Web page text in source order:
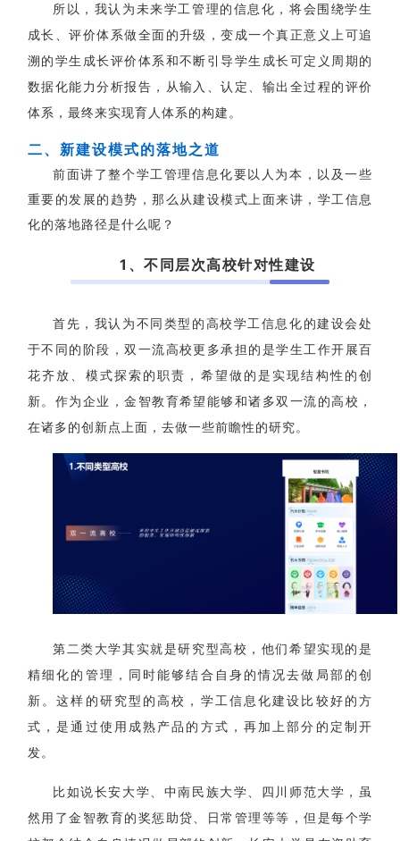
所以，我认为未来学工管理的信息化，将会围绕学生
成长、评价体系做全面的升级，变成一个真正意义上可追
溯的学生成长评价体系和不断引导学生成长可定义周期的
数据化能力分析报告，从输入、认定、输出全过程的评价
体系，最终来实现育人体系的构建。
二、新建设模式的落地之道
前面讲了整个学工管理信息化要以人为本，以及一些
重要的发展的趋势，那么从建设模式上面来讲，学工信息
化的落地路径是什么呢？
1、不同层次高校针对性建设
首先，我认为不同类型的高校学工信息化的建设会处
于不同的阶段，双一流高校更多承担的是学生工作开展百
花齐放、模式探索的职责，希望做的是实现结构性的创
新。作为企业，金智教育希望能够和诸多双一流的高校，
在诸多的创新点上面，去做一些前瞻性的研究。
第二类大学其实就是研究型高校，他们希望实现的是
精细化的管理，同时能够结合自身的情况去做局部的创
新。这样的研究型的高校，学工信息化建设比较好的方
式，是通过使用成熟产品的方式，再加上部分的定制开
发。
比如说长安大学、中南民族大学、四川师范大学，虽
然用了金智教育的奖惩助贷、日常管理等等，但是每个学